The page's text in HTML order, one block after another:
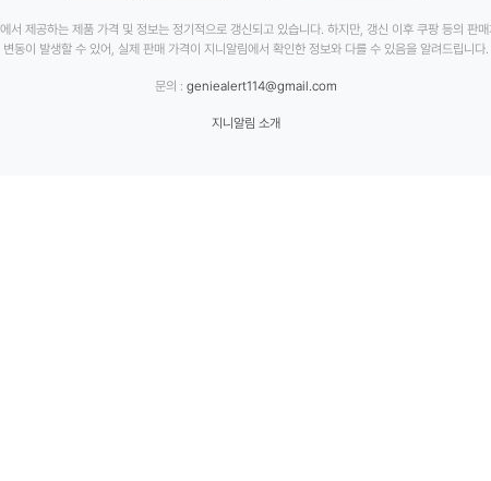
에서 제공하는 제품 가격 및 정보는 정기적으로 갱신되고 있습니다. 하지만, 갱신 이후 쿠팡 등의 판
변동이 발생할 수 있어, 실제 판매 가격이 지니알림에서 확인한 정보와 다를 수 있음을 알려드립니다.
문의 :geniealert114@gmail.com
지니알림 소개